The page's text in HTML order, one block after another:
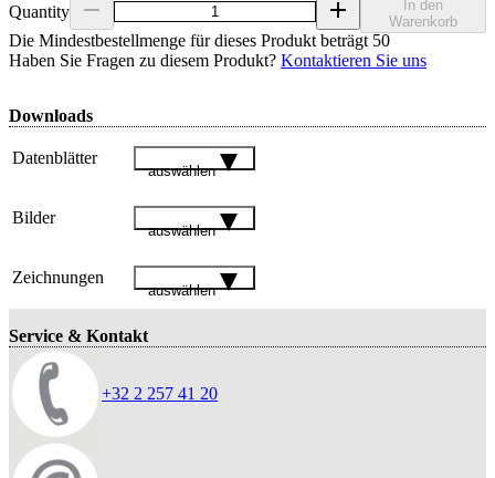
Quantity
Die Mindestbestellmenge für dieses Produkt beträgt 50
In den
Warenkorb
Haben Sie Fragen zu diesem Produkt? Kontaktieren Sie uns
Downloads
Datenblätter
auswählen
Bilder
auswählen
Zeichnungen
auswählen
Service & Kontakt
+32 2 257 41 20